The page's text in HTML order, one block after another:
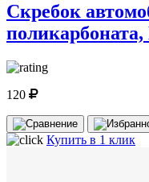
Скребок
120
Купить в 1 клик